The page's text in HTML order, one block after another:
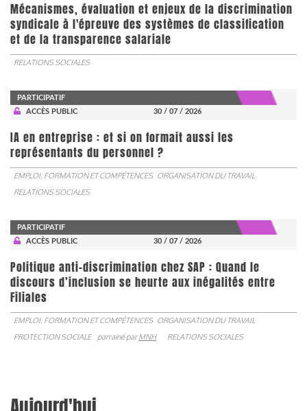
Mécanismes, évaluation et enjeux de la discrimination
syndicale à l'épreuve des systèmes de classification
et de la transparence salariale
RELATIONS SOCIALES
PARTICIPATIF
ACCÈS PUBLIC
30 / 07 / 2026
IA en entreprise : et si on formait aussi les
représentants du personnel ?
EMPLOI, FORMATION ET COMPÉTENCES ORGANISATION DU TRAVAIL
RELATIONS SOCIALES
PARTICIPATIF
ACCÈS PUBLIC
30 / 07 / 2026
Politique anti-discrimination chez SAP : Quand le
discours d’inclusion se heurte aux inégalités entre
Filiales
EMPLOI, FORMATION ET COMPÉTENCES ORGANISATION DU TRAVAIL
PROTECTION SOCIALE
parrainé parMNH RELATIONS SOCIALES